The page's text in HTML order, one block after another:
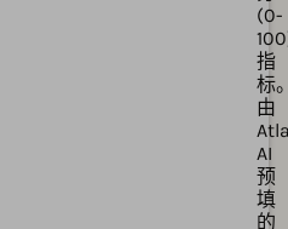
(0-
指
标
由
AI
预
填
的